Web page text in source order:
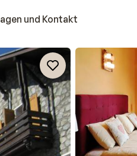
und Kontakt